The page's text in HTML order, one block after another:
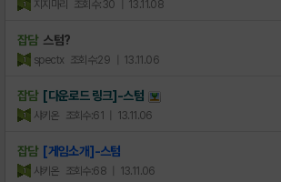
지지마리 조회수:30 | 13.11.08
잡담 스텀?
spectx 조회수:29 | 13.11.06
잡담 [다운로드 링크]-스텀
샤키온 조회수:61 | 13.11.06
잡담 [게임소개]-스텀
샤키온 조회수:68 | 13.11.06